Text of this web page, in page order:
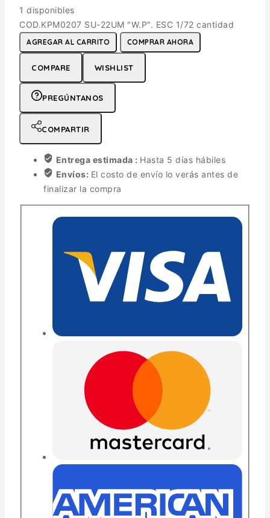
1 disponibles
COD.KPM0207 SU-22UM "W.P". ESC 1/72 cantidad
AGREGAR AL CARRITO COMPRAR AHORA
COMPARE WISHLIST
PREGÚNTANOS
COMPARTIR
Entrega estimada : Hasta 5 días hábiles
Envíos: El costo de envío lo verás antes de
finalizar la compra